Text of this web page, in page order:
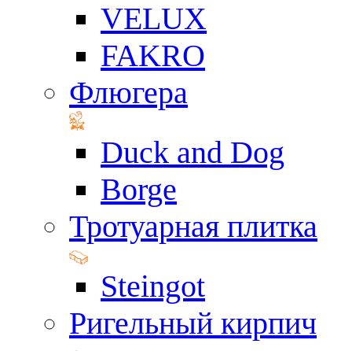
VELUX
FAKRO
Флюгера
Duck and Dog
Borge
Тротуарная плитка
Steingot
Ригельный кирпич